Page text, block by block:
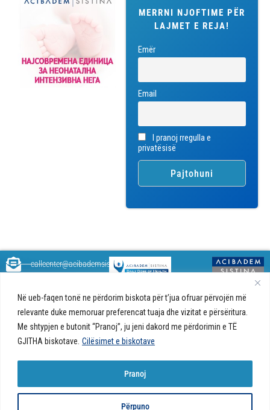
Në ueb-faqen tonë ne përdorim biskota për t’jua ofruar përvojën më
relevante duke memoruar preferencat tuaja dhe vizitat e përsëritura.
Me shtypjen e butonit “Pranoj”, ju jeni dakord me përdorimin e TË
GJITHA biskotave. Cilësimet e biskotave
Përpuno
Pranoj
MERRNI NJOFTIME PËR
LAJMET E REJA!
Emër
Email
I pranoj rregulla e
privatësisë
këshilla shëndetësore rreth
shëndetit tuaj. Ne kemi krijuar
një ueb portal që do t'ju ofrojë
përgjigjet e pyetjeve tuaja në
shëndetshme.
callcenter@acibademsistina.mk
Ul. Skupi 5A Shkup
Sistina - Bëhet
fjalë për jetën!
Politika e biskotave në ueb-faqe |